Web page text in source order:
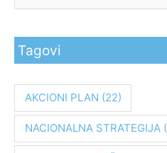
g
z
Tagovi
AKCIONI PLAN (22)
NACIONALNA STRATEGIJA